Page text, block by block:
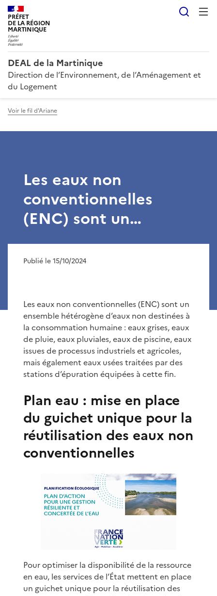
PRÉFET
DE LA RÉGION
MARTINIQUE
DEAL de la Martinique
Direction de l’Environnement, de l’Aménagement et
du Logement
Voir le fil d'Ariane
Les eaux non
conventionnelles
(ENC) sont un…
Publié le 15/10/2024
Les eaux non conventionnelles (ENC) sont un
ensemble hétérogène d’eaux non destinées à
la consommation humaine : eaux grises, eaux
de pluie, eaux pluviales, eaux de piscine, eaux
issues de processus industriels et agricoles,
mais également eaux usées traitées par des
stations d’épuration équipées à cette fin.
Plan eau : mise en place
du guichet unique pour la
réutilisation des eaux non
conventionnelles
Pour optimiser la disponibilité de la ressource
en eau, les services de l’État mettent en place
un guichet unique pour la réutilisation des